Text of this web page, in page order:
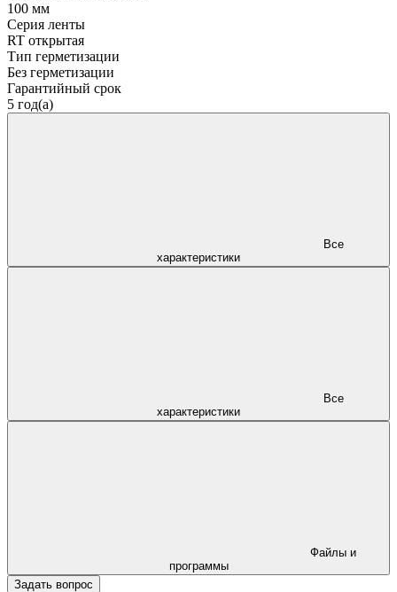
100 мм
Серия ленты
RT открытая
Тип герметизации
Без герметизации
Гарантийный срок
5 год(а)
характеристики
характеристики
программы
Задать вопрос